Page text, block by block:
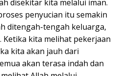
disekitar kita melalui iman.
penyucian itu semakin
ditengah-tengah keluarga,
Ketika kita melihat pekerjaan
kita akan jauh dari
akan terasa indah dan